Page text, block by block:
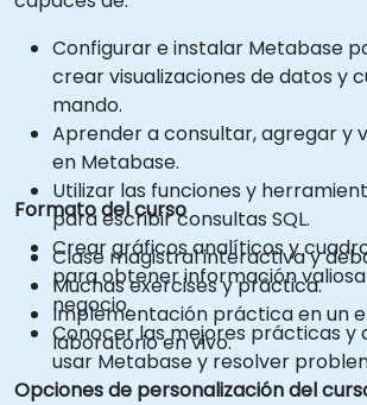
Configurar e instalar Metabase
crear visualizaciones de datos y
mando.
Aprender a consultar, agregar y
en Metabase.
Utilizar las funciones y
para escribir consultas SQL.
Crear gráficos analíticos y
para obtener información
negocio.
Conocer las mejores prácticas y
usar Metabase y resolver
Formato del curso
Clase magistral interactiva y
Muchas exercises y práctica.
Implementación práctica en un
laboratorio en vivo.
Opciones de personalización del